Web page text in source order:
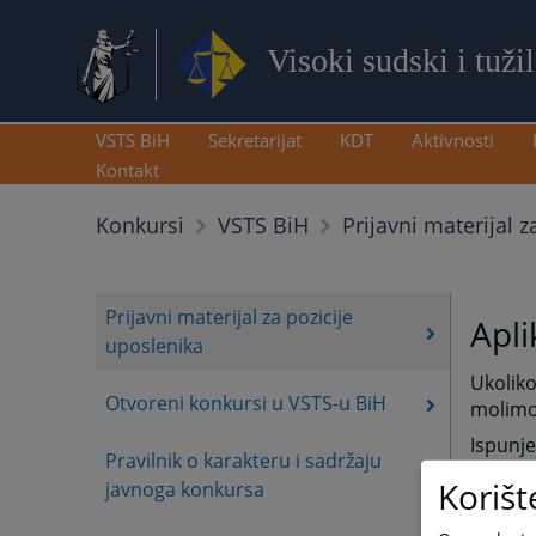
Visoki sudski i
VSTS BiH Sekretarijat KDT Aktivnosti
Kontakt
Konkursi VSTS BiH Prijavni materijal
Prijavni materijal za pozicije
uposlenika
Otvoreni konkursi u VSTS-u BiH
Pravilnik o karakteru i sadržaju
javnoga konkursa
ili